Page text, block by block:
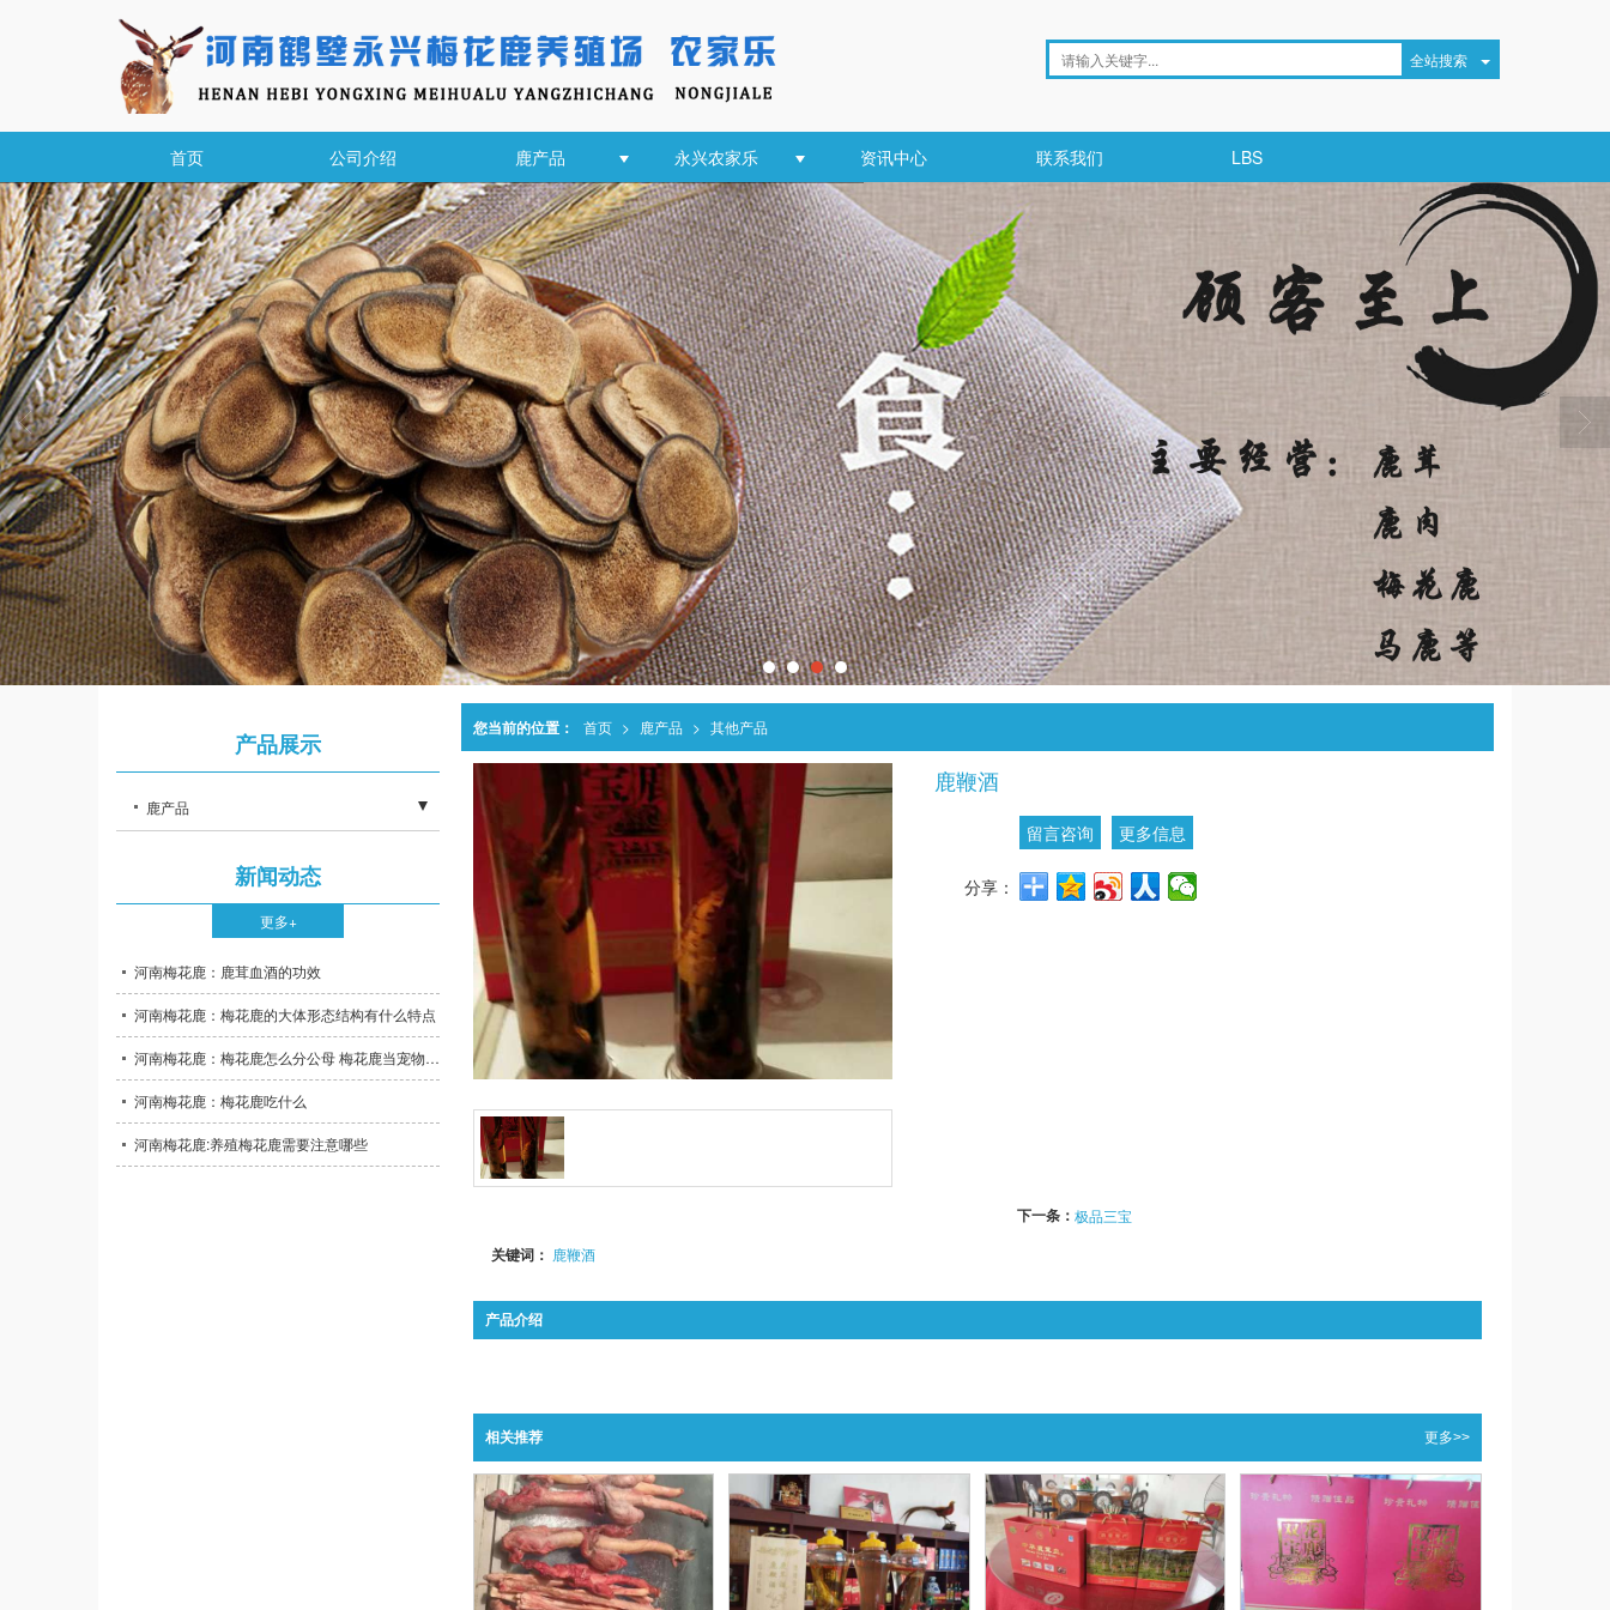
全站搜索
首页 公司介绍 鹿产品 永兴农家乐 资讯中心 联系我们 LBS
您当前的位置： 首页 > 鹿产品 > 其他产品
鹿鞭酒
留言咨询 更多信息
分享：
下一条：极品三宝
关键词： 鹿鞭酒
产品介绍
相关推荐 更多>>
产品展示
鹿产品
- 鹿茸产品
- 梅花鹿养殖场
新闻动态
更多+
河南梅花鹿：鹿茸血酒的功效
河南梅花鹿：梅花鹿的大体形态结构有什么特点
河南梅花鹿：梅花鹿怎么分公母 梅花鹿当宠物养可以吗
河南梅花鹿：梅花鹿吃什么
河南梅花鹿:养殖梅花鹿需要注意哪些